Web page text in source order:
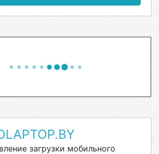
загрузки мобильного